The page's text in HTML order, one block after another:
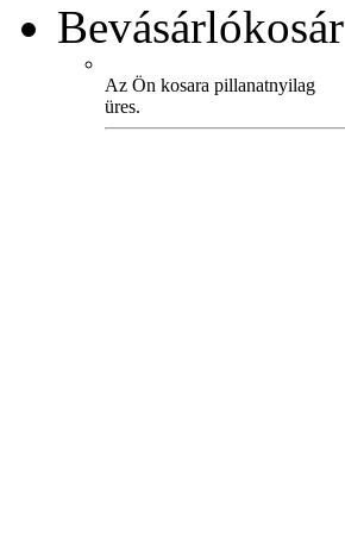
Bevásárlókosár
Az Ön kosara pillanatnyilag
üres.